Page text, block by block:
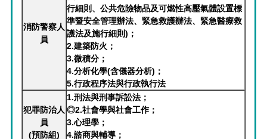
消防警察人
員
行細則、公共危險物品及可燃性高壓氣體設置標
準暨安全管理辦法、緊急救護辦法、緊急醫療救
護法及施行細則)；
2.建築防火；
3.微積分；
4.分析化學(含儀器分析)；
5.行政程序法與行政執行法
犯罪防治人
員
(預防組)
1.刑法與刑事訴訟法；
◎2.社會學與社會工作；
3.心理學；
4.諮商與輔導；